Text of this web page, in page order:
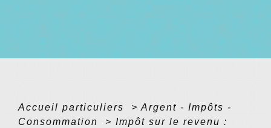
Accueil particuliers > Argent - Impôts -
Consommation
> Impôt sur le revenu :